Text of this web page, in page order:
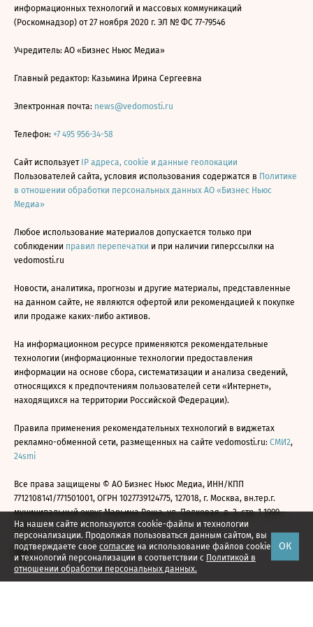
На нашем сайте используются cookie-файлы и технологии
персонализации. Продолжая пользоваться данным сайтом, вы
подтверждаете свое согласие на использование файлов cookie
и технологий персонализации в соответствии с Политикой в
отношении обработки персональных данных.
ОК
информационных технологий и массовых коммуникаций
(Роскомнадзор) от 27 ноября 2020 г. ЭЛ № ФС 77-79546
Учредитель: АО «Бизнес Ньюс Медиа»
Главный редактор: Казьмина Ирина Сергеевна
Электронная почта: news@vedomosti.ru
Телефон: +7 495 956-34-58
Сайт использует IP адреса, cookie и данные геолокации
Пользователей сайта, условия использования содержатся в Политике
в отношении обработки персональных данных АО «Бизнес Ньюс
Медиа»
Любое использование материалов допускается только при
соблюдении правил перепечатки и при наличии гиперссылки на
vedomosti.ru
Новости, аналитика, прогнозы и другие материалы, представленные
на данном сайте, не являются офертой или рекомендацией к покупке
или продаже каких-либо активов.
На информационном ресурсе применяются рекомендательные
технологии (информационные технологии предоставления
информации на основе сбора, систематизации и анализа сведений,
относящихся к предпочтениям пользователей сети «Интернет»,
находящихся на территории Российской Федерации).
Правила применения рекомендательных технологий в виджетах
рекламно-обменной сети, размещенных на сайте vedomosti.ru: СМИ2,
24smi
Все права защищены © АО Бизнес Ньюс Медиа, ИНН/КПП
7712108141/771501001, ОГРН 1027739124775, 127018, г. Москва, вн.тер.г.
муниципальный округ Марьина Роща, ул. Полковая, д. 3, стр. 1 1999—
2026